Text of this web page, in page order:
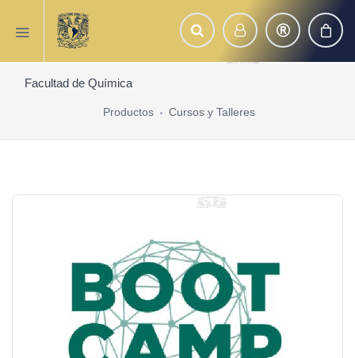
Facultad de Química
Productos Cursos y Talleres